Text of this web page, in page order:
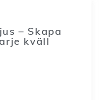
– Skapa
kväll